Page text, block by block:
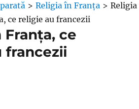
> Religia în Franța > Religia
ce religie au francezii
Franța, ce
francezii